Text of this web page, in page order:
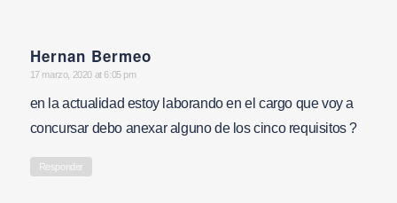
Hernan Bermeo
says:
17 marzo, 2020 at 6:05 pm
en la actualidad estoy laborando en el cargo que voy a
concursar debo anexar alguno de los cinco requisitos ?
Responder